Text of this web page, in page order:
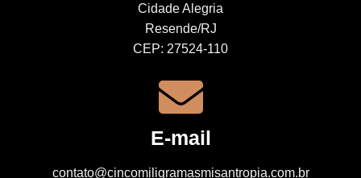
Cidade Alegria
Resende/RJ
CEP: 27524-110
E-mail
contato@cincomiligramasmisantropia.com.br